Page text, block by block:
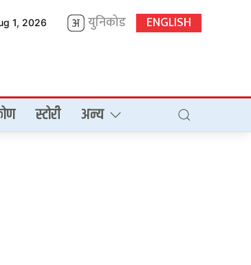
1, 2026 युनिकोड ENGLISH
स्टोरी अन्य